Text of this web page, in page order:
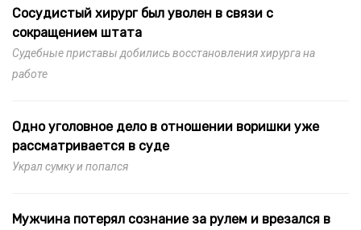
Сосудистый хирург был уволен в связи с
сокращением штата
Судебные приставы добились восстановления хирурга на
работе
Одно уголовное дело в отношении воришки уже
рассматривается в суде
Украл сумку и попался
Мужчина потерял сознание за рулем и врезался в